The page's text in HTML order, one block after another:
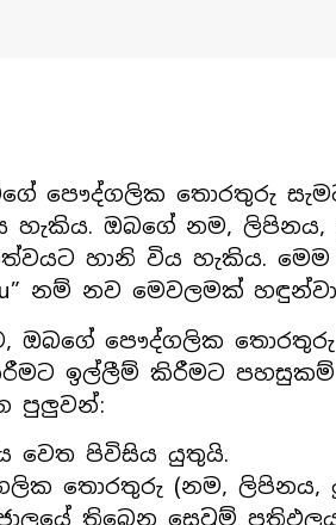
පෞද්ගලික තොරතුරු
හැකිය. ඔබගේ නම,
හානි විය හැකිය.
නම් නව මෙවලමක්
ඔබගේ පෞද්ගලික
ඉල්ලීම් කිරීමට පහසුකම්
පුලුවන්:
වෙත පිවිසිය යුතුයි.
තොරතුරු (නම, ලිපිනය,
තිබෙන සෙවුම්